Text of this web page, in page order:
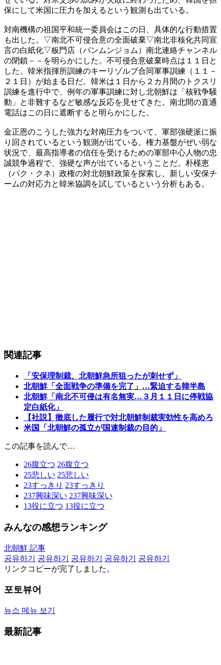
保にして米国に圧力を加えるという観測も出ている。
対南機構の祖国平和統一委員会はこの日、具体的な行動措置
も出した。▽南北不可侵合意の全面破棄▽南北非核化共同宣
言の白紙化▽板門店（パンムンジョム）南北連絡チャンネル
の閉鎖－－を明らかにした。不可侵合意破棄時点は１１日と
した。韓米指揮所訓練のキーリゾルブ合同軍事訓練（１１－
２１日）が始まる日だ。韓米は１日から２カ月間のトクスリ
訓練を進行中で、例年の軍事訓練に対し北朝鮮は「核戦争騒
動」と非難するなど敏感な反応を見せてきた。南北間の直通
電話はこの日に遮断すると明らかにした。
金正恩のこうした強力な対南圧力をついて、軍部強硬派に振
り回されているという観測が出ている。権力基盤がぜい弱な
状況で、最高指導者の信任を受けるための軍部中心人物の忠
誠競争過程で、強硬な声が出ているということだ。朴槿恵
（パク・クネ）政権の対北朝鮮政策を探索し、新しい安保チ
ームの対応力と韓米協調を試しているという分析もある。
関連記事
「安保理制裁、北朝鮮急所狙ったが刺せず」
北朝鮮「全面戦争の準備を完了」…緊迫する韓半島
北朝鮮「南北不可侵は有名無実…３月１１日に停戦協
定白紙化」
【社説】徹底した履行で対北朝鮮制裁実効性を高めろ
米国「北朝鮮の孤立が国連制裁の目的」
この記事を読んで…
26腹立つ 26腹立つ
25悲しい 25悲しい
23すっきり 23すっきり
237興味深い 237興味深い
13役に立つ 13役に立つ
みんなの感想ランキング
北朝鮮 記事
공유하기
공유하기 공유하기 공유하기
공유하기
リンクコピーが完了しました。
포토뷰어
뉴스 메뉴 보기
最新記事